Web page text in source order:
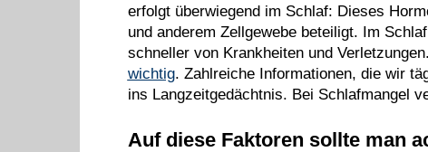
erfolgt überwiegend im Schlaf: Dieses
und anderem Zellgewebe beteiligt. Im
schneller von Krankheiten und
wichtig. Zahlreiche Informationen, die wir
ins Langzeitgedächtnis. Bei Schlafmangel
Auf diese Faktoren sollte man